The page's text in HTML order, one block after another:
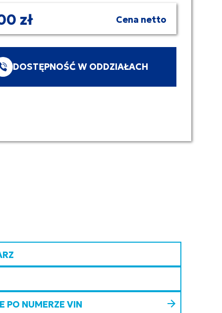
zł Cena netto
DOSTĘPNOŚĆ W ODDZIAŁACH
PO NUMERZE VIN